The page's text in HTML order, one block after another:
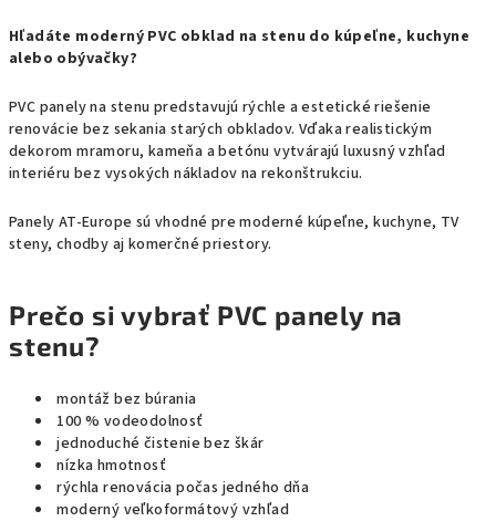
Hľadáte moderný PVC obklad na stenu do kúpeľne, kuchyne
alebo obývačky?
PVC panely na stenu predstavujú rýchle a estetické riešenie
renovácie bez sekania starých obkladov. Vďaka realistickým
dekorom mramoru, kameňa a betónu vytvárajú luxusný vzhľad
interiéru bez vysokých nákladov na rekonštrukciu.
Panely AT-Europe sú vhodné pre moderné kúpeľne, kuchyne, TV
steny, chodby aj komerčné priestory.
Prečo si vybrať PVC panely na
stenu?
montáž bez búrania
100 % vodeodolnosť
jednoduché čistenie bez škár
nízka hmotnosť
rýchla renovácia počas jedného dňa
moderný veľkoformátový vzhľad